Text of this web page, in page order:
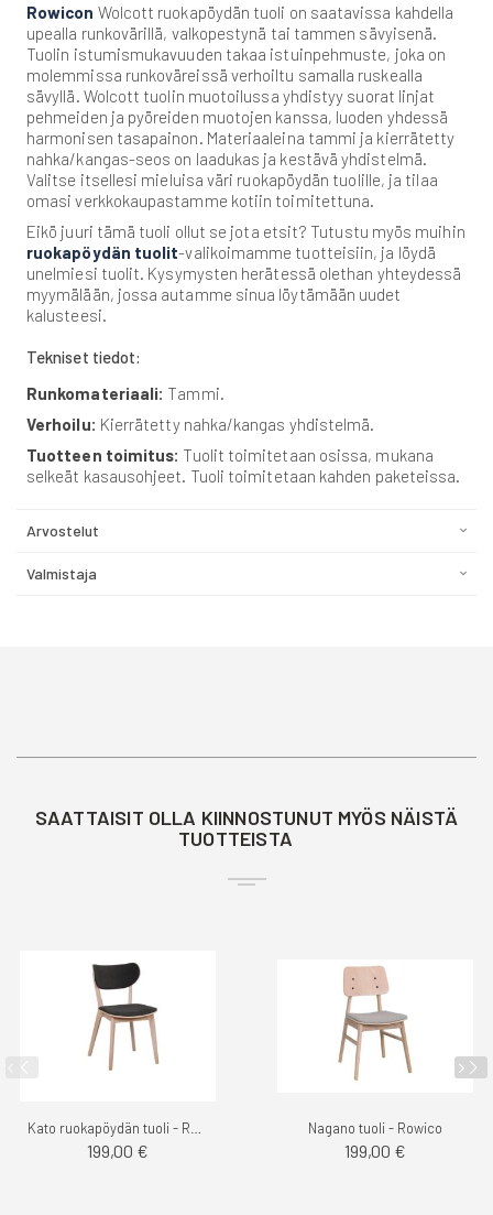
Rowicon Wolcott ruokapöydän tuoli on saatavissa kahdella
upealla runkovärillä, valkopestynä tai tammen sävyisenä.
Tuolin istumismukavuuden takaa istuinpehmuste, joka on
molemmissa runkoväreissä verhoiltu samalla ruskealla
sävyllä. Wolcott tuolin muotoilussa yhdistyy suorat linjat
pehmeiden ja pyöreiden muotojen kanssa, luoden yhdessä
harmonisen tasapainon. Materiaaleina tammi ja kierrätetty
nahka/kangas-seos on laadukas ja kestävä yhdistelmä.
Valitse itsellesi mieluisa väri ruokapöydän tuolille, ja tilaa
omasi verkkokaupastamme kotiin toimitettuna.
Eikö juuri tämä tuoli ollut se jota etsit? Tutustu myös muihin
ruokapöydän tuolit-valikoimamme tuotteisiin, ja löydä
unelmiesi tuolit. Kysymysten herätessä olethan yhteydessä
myymälään, jossa autamme sinua löytämään uudet
kalusteesi.
Tekniset tiedot:
Runkomateriaali: Tammi.
Verhoilu: Kierrätetty nahka/kangas yhdistelmä.
Tuotteen toimitus: Tuolit toimitetaan osissa, mukana
selkeät kasausohjeet. Tuoli toimitetaan kahden paketeissa.
Arvostelut
Valmistaja
SAATTAISIT OLLA KIINNOSTUNUT MYÖS NÄISTÄ
TUOTTEISTA
199,00 €
Nagano tuoli - Rowico
199,00 €